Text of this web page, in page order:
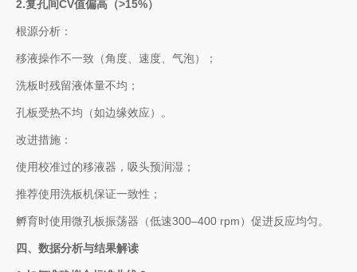
2.‌复孔间CV值偏高（>15%）‌
根源分析‌：
移液操作不一致（角度、速度、气泡）；
洗板时残留液体量不均；
孔板受热不均（如边缘效应）。
改进措施‌：
使用校准过的移液器，吸头预润湿；
推荐使用洗板机保证一致性；
孵育时使用微孔板振荡器（低速300–400 rpm）促进反应均匀。
四、数据分析与结果解读